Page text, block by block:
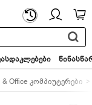
& Office კომპიუტერები